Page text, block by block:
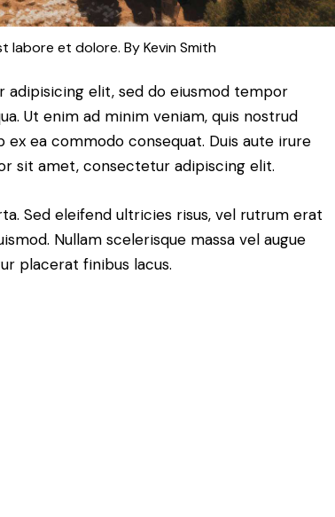
labore et dolore. ByKevin Smith
elit, sed do eiusmod tempor
Ut enim ad minim veniam, quis nostrud
ea commodo consequat. Duis aute irure
sit amet, consectetur adipiscing elit.
Sed eleifend ultricies risus, vel rutrum erat
Nullam scelerisque massa vel augue
placerat finibus lacus.